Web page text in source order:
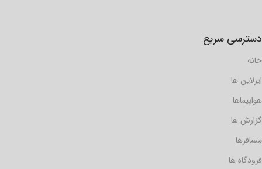
دسترسی سریع
خانه
ایرلاین ها
هواپیماها
گزارش ها
مسافرها
فرودگاه ها